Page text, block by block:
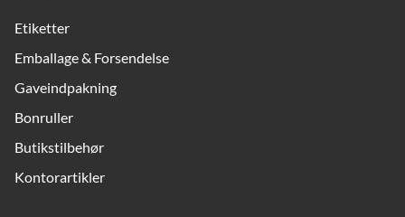
Etiketter
Emballage & Forsendelse
Gaveindpakning
Bonruller
Butikstilbehør
Kontorartikler